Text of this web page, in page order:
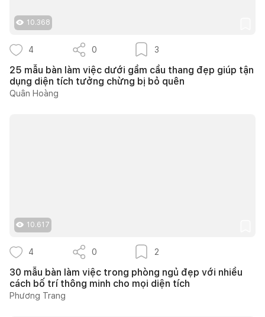
10.368
4 0 3
25 mẫu bàn làm việc dưới gầm cầu thang đẹp giúp tận
dụng diện tích tưởng chừng bị bỏ quên
Quân Hoàng
10.617
4 0 2
30 mẫu bàn làm việc trong phòng ngủ đẹp với nhiều
cách bố trí thông minh cho mọi diện tích
Phương Trang